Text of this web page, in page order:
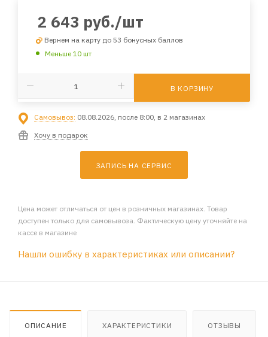
2 643 руб./шт
Вернем на карту до 53 бонусных баллов
Меньше 10 шт
В КОРЗИНУ
Самовывоз: 08.08.2026, после 8:00, в 2 магазинах
Хочу в подарок
ЗАПИСЬ НА СЕРВИС
Цена может отличаться от цен в розничных магазинах. Товар
доступен только для самовывоза. Фактическую цену уточняйте на
кассе в магазине
Нашли ошибку в характеристиках или описании?
ОПИСАНИЕ ХАРАКТЕРИСТИКИ ОТЗЫВЫ